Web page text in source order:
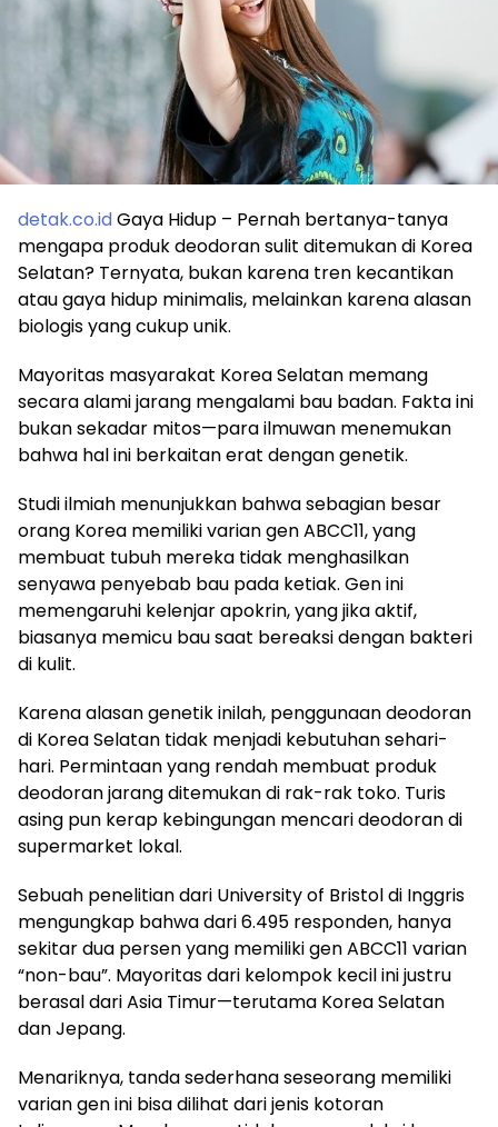
detak.co.idGaya Hidup – Pernah bertanya-tanya
mengapa produk deodoran sulit ditemukan di Korea
Selatan? Ternyata, bukan karena tren kecantikan
atau gaya hidup minimalis, melainkan karena alasan
biologis yang cukup unik.
Mayoritas masyarakat Korea Selatan memang
secara alami jarang mengalami bau badan. Fakta ini
bukan sekadar mitos—para ilmuwan menemukan
bahwa hal ini berkaitan erat dengan genetik.
Studi ilmiah menunjukkan bahwa sebagian besar
orang Korea memiliki varian gen ABCC11, yang
membuat tubuh mereka tidak menghasilkan
senyawa penyebab bau pada ketiak. Gen ini
memengaruhi kelenjar apokrin, yang jika aktif,
biasanya memicu bau saat bereaksi dengan bakteri
di kulit.
Karena alasan genetik inilah, penggunaan deodoran
di Korea Selatan tidak menjadi kebutuhan sehari-
hari. Permintaan yang rendah membuat produk
deodoran jarang ditemukan di rak-rak toko. Turis
asing pun kerap kebingungan mencari deodoran di
supermarket lokal.
Sebuah penelitian dari University of Bristol di Inggris
mengungkap bahwa dari 6.495 responden, hanya
sekitar dua persen yang memiliki gen ABCC11 varian
“non-bau”. Mayoritas dari kelompok kecil ini justru
berasal dari Asia Timur—terutama Korea Selatan
dan Jepang.
Menariknya, tanda sederhana seseorang memiliki
varian gen ini bisa dilihat dari jenis kotoran